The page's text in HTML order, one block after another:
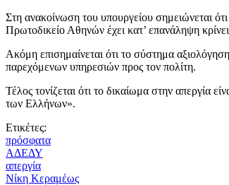
Στη ανακοίνωση του υπουργείου σημειώνεται
Πρωτοδικείο Αθηνών έχει κατ’ επανάληψη
Ακόμη επισημαίνεται ότι το σύστημα
παρεχόμενων υπηρεσιών προς τον πολίτη.
Τέλος τονίζεται ότι το δικαίωμα στην απεργία
των Ελλήνων».
Ετικέτες:
πρόσφατα
ΑΔΕΔΥ
απεργία
Νίκη Κεραμέως